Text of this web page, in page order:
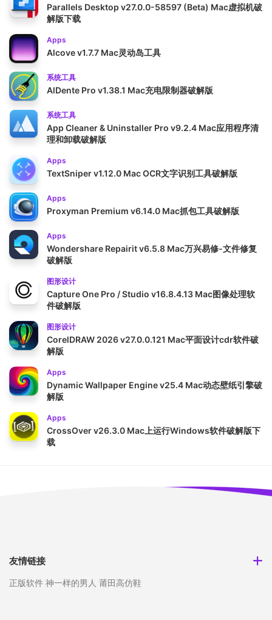
Parallels Desktop v27.0.0-58597 (Beta) Mac虚拟机破
解版下载
Apps
Alcove v1.7.7 Mac灵动岛工具
系统工具
AlDente Pro v1.38.1 Mac充电限制器破解版
系统工具
App Cleaner & Uninstaller Pro v9.2.4 Mac应用程序清
理和卸载破解版
Apps
TextSniper v1.12.0 Mac OCR文字识别工具破解版
Apps
Proxyman Premium v6.14.0 Mac抓包工具破解版
Apps
Wondershare Repairit v6.5.8 Mac万兴易修-文件修复
破解版
图形设计
Capture One Pro / Studio v16.8.4.13 Mac图像处理软
件破解版
图形设计
CorelDRAW 2026 v27.0.0.121 Mac平面设计cdr软件破
解版
Apps
Dynamic Wallpaper Engine v25.4 Mac动态壁纸引擎破
解版
Apps
CrossOver v26.3.0 Mac上运行Windows软件破解版下
载
友情链接
正版软件 神一样的男人 莆田高仿鞋